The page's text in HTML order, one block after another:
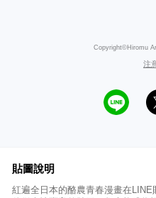
Copyright©Hiromu
注
貼圖說明
紅遍全日本的酪農青春漫畫在